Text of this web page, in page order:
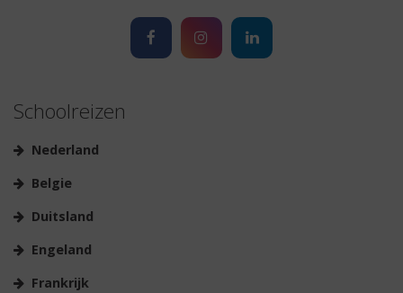
Schoolreizen
Nederland
Belgie
Duitsland
Engeland
Frankrijk